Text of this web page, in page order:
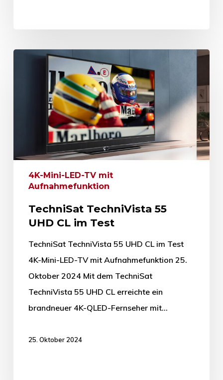
4K-Mini-LED-TV mit
Aufnahmefunktion
TechniSat TechniVista 55
UHD CL im Test
TechniSat TechniVista 55 UHD CL im Test
4K-Mini-LED-TV mit Aufnahmefunktion 25.
Oktober 2024 Mit dem TechniSat
TechniVista 55 UHD CL erreichte ein
brandneuer 4K-QLED-Fernseher mit…
25. Oktober 2024